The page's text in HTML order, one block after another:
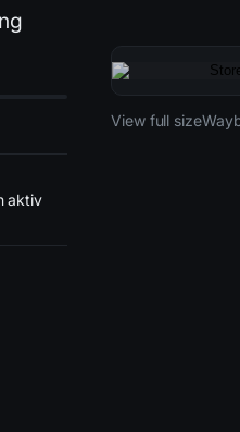
aktiv
2026-05-16
View full size